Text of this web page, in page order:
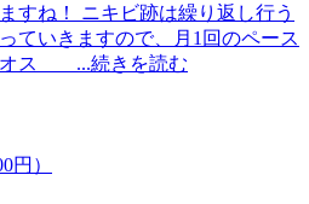
すね！ ニキビ跡は繰り返し行う
ていきますので、月1回のペース
オス ...続きを読む
円）